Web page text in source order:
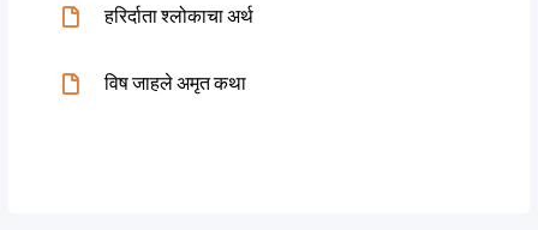
हरिर्दाता श्लोकाचा अर्थ
विष जाहले अमृत कथा